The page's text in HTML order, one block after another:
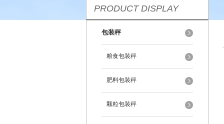
PRODUCT DISPLAY
包装秤
粮食包装秤
肥料包装秤
颗粒包装秤